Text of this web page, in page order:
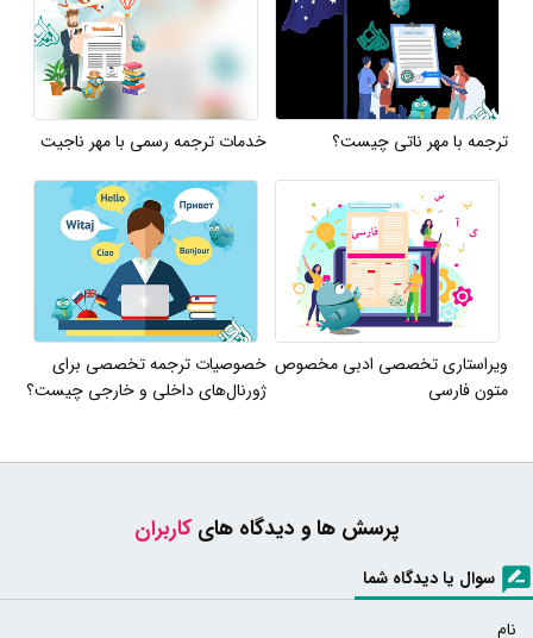
ترجمه با مهر ناتی چیست؟ خدمات ترجمه رسمی با مهر ناجیت
ویراستاری تخصصی ادبی مخصوص
متون فارسی
خصوصیات ترجمه تخصصی برای
ژورنال‌های داخلی و خارجی چیست؟
پرسش ها و دیدگاه هایکاربران
سوال یا دیدگاه شما
نام